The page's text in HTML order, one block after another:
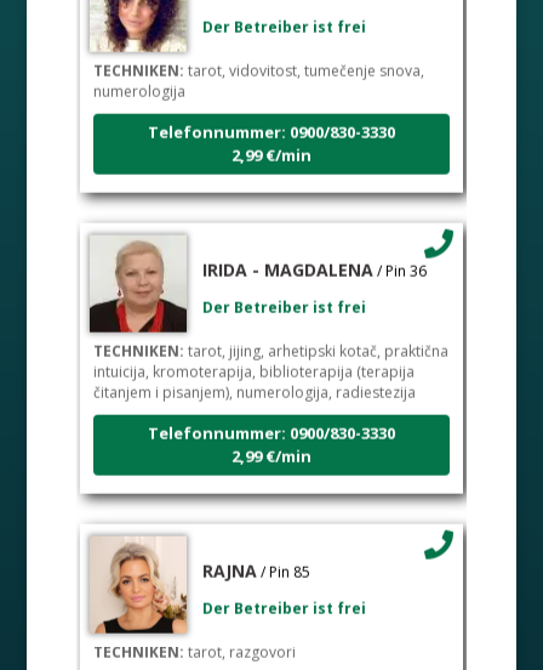
Der Betreiber ist frei
TECHNIKEN: tarot, vidovitost, tumečenje snova,
numerologija
Telefonnummer: 0900/830-3330
2,99 €/min
IRIDA - MAGDALENA / Pin 36
Der Betreiber ist frei
TECHNIKEN: tarot, jijing, arhetipski kotač, praktična
intuicija, kromoterapija, biblioterapija (terapija
čitanjem i pisanjem), numerologija, radiestezija
Telefonnummer: 0900/830-3330
2,99 €/min
RAJNA / Pin 85
Der Betreiber ist frei
TECHNIKEN: tarot, razgovori